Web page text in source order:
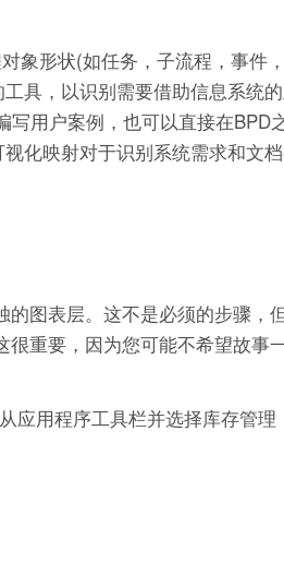
象形状(如任务，子流程，事件
具，以识别需要借助信息系统
用户案例，也可以直接在BPD
化映射对于识别系统需求和文
图表层。这不是必须的步骤，
重要，因为您可能不希望故事
用程序工具栏并选择库存管理